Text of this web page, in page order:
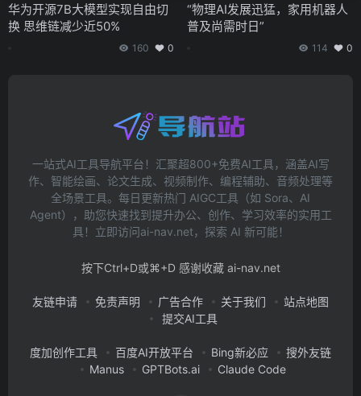
华为开源7B大模型实现自由切
换 思维链减少近50%
160 0
“物理AI发展迅猛，家用机器人
普及尚需时日”
114 0
一站式AI工具导航平台！汇聚超800+免费AI工具，涵盖AI写
作、智能绘画、论文生成、视频制作、编程辅助、音频处理等
全场景工具。每日更新热门 AIGC工具（如 Sora、AI
Agent），助您快速找到提升办公、创作、学习效率的实用工
具！立即访问ai-nav.net，探索 AI 新可能！
按下Ctrl+D或⌘+D 感谢收藏 ai-nav.net
友链申请 免责声明 广告合作 关于我们
站点地图
提交AI工具
度加创作工具 百度AI开放平台 Bing新必应
搜外友链
Manus
GPTBots.ai Claude Code